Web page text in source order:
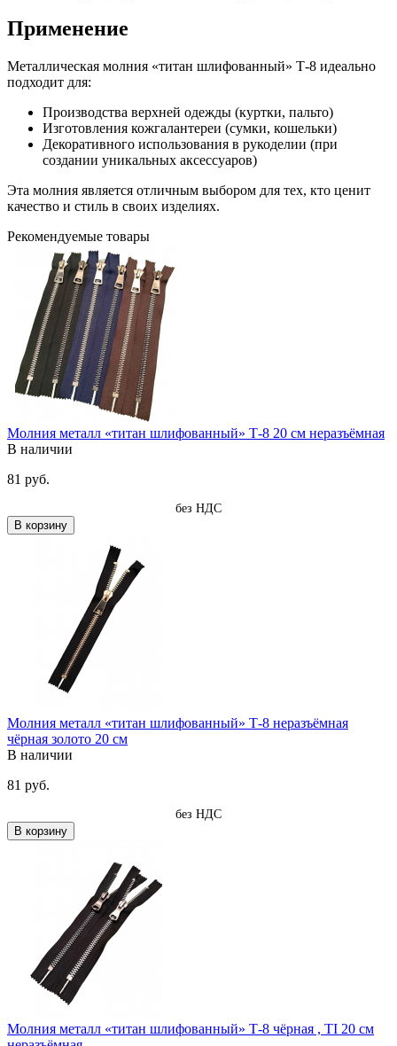
Применение
Металлическая молния «титан шлифованный» Т-8 идеально
подходит для:
Производства верхней одежды (куртки, пальто)
Изготовления кожгалантереи (сумки, кошельки)
Декоративного использования в рукоделии (при
создании уникальных аксессуаров)
Эта молния является отличным выбором для тех, кто ценит
качество и стиль в своих изделиях.
Рекомендуемые товары
Молния металл «титан шлифованный» Т-8 20 см неразъёмная
В наличии
81 руб.
без НДС
В корзину
Молния металл «титан шлифованный» Т-8 неразъёмная
чёрная золото 20 см
В наличии
81 руб.
без НДС
В корзину
Молния металл «титан шлифованный» Т-8 чёрная , TI 20 см